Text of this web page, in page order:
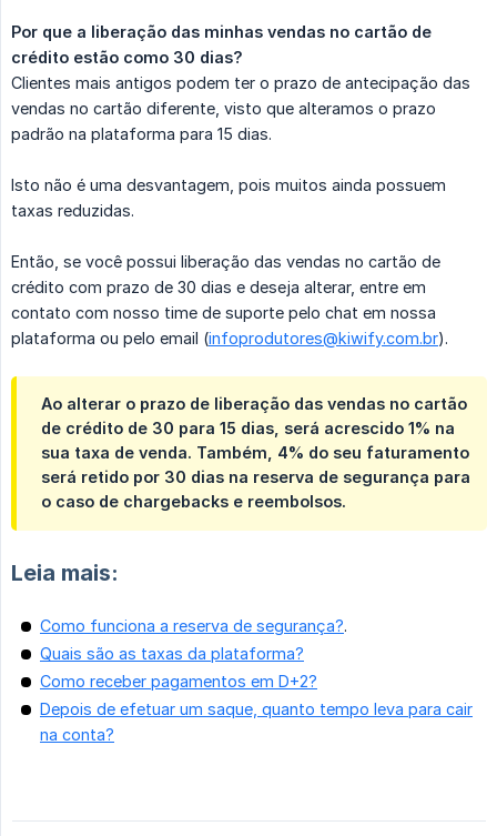
Por que a liberação das minhas vendas no cartão de
crédito estão como 30 dias?
Clientes mais antigos podem ter o prazo de antecipação das
vendas no cartão diferente, visto que alteramos o prazo
padrão na plataforma para 15 dias.
Isto não é uma desvantagem, pois muitos ainda possuem
taxas reduzidas.
Então, se você possui liberação das vendas no cartão de
crédito com prazo de 30 dias e deseja alterar, entre em
contato com nosso time de suporte pelo chat em nossa
plataforma ou pelo email (infoprodutores@kiwify.com.br).
Ao alterar o prazo de liberação das vendas no cartão
de crédito de 30 para 15 dias, será acrescido 1% na
sua taxa de venda. Também, 4% do seu faturamento
será retido por 30 dias na reserva de segurança para
o caso de chargebacks e reembolsos.
Leia mais:
Como funciona a reserva de segurança?.
Quais são as taxas da plataforma?
Como receber pagamentos em D+2?
Depois de efetuar um saque, quanto tempo leva para cair
na conta?